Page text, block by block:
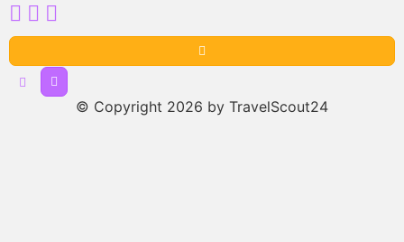
© Copyright 2026 by TravelScout24